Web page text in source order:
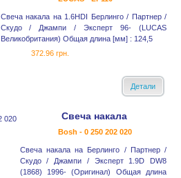
Свеча накала на 1.6HDI Берлинго / Партнер /
Скудо / Джампи / Эксперт 96- (LUCAS
Великобритания) Общая длина [мм] : 124,5
372.96 грн.
Детали
Свеча накала
Bosh - 0 250 202 020
Свеча накала на Берлинго / Партнер /
Скудо / Джампи / Эксперт 1.9D DW8
(1868) 1996- (Оригинал) Общая длина